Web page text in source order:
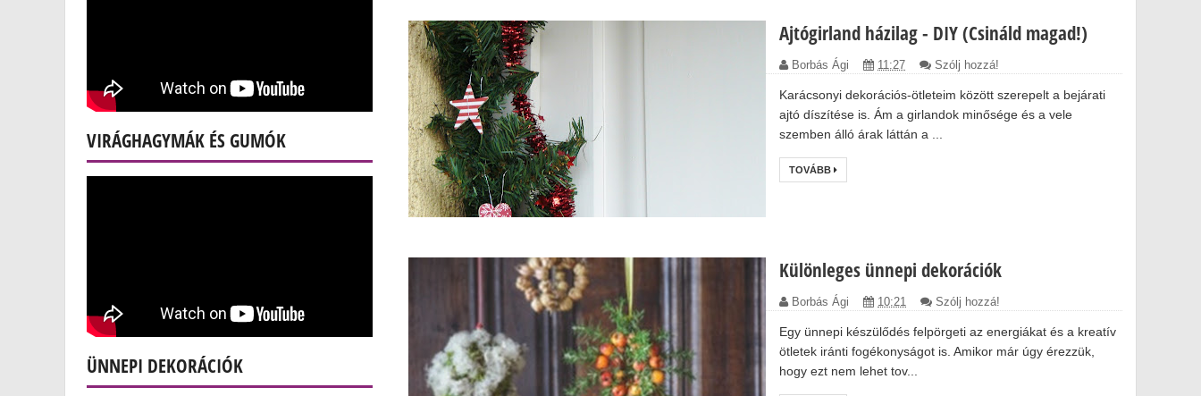
Ajtógirland házilag - DIY (Csináld magad!)
Borbás Ági 11:27 Szólj hozzá!
Karácsonyi dekorációs-ötleteim között szerepelt a bejárati
ajtó díszítése is. Ám a girlandok minősége és a vele
szemben álló árak láttán a ...
TOVÁBB
Különleges ünnepi dekorációk
Borbás Ági 10:21 Szólj hozzá!
Egy ünnepi készülődés felpörgeti az energiákat és a kreatív
ötletek iránti fogékonyságot is. Amikor már úgy érezzük,
hogy ezt nem lehet tov...
VIRÁGHAGYMÁK ÉS GUMÓK
ÜNNEPI DEKORÁCIÓK